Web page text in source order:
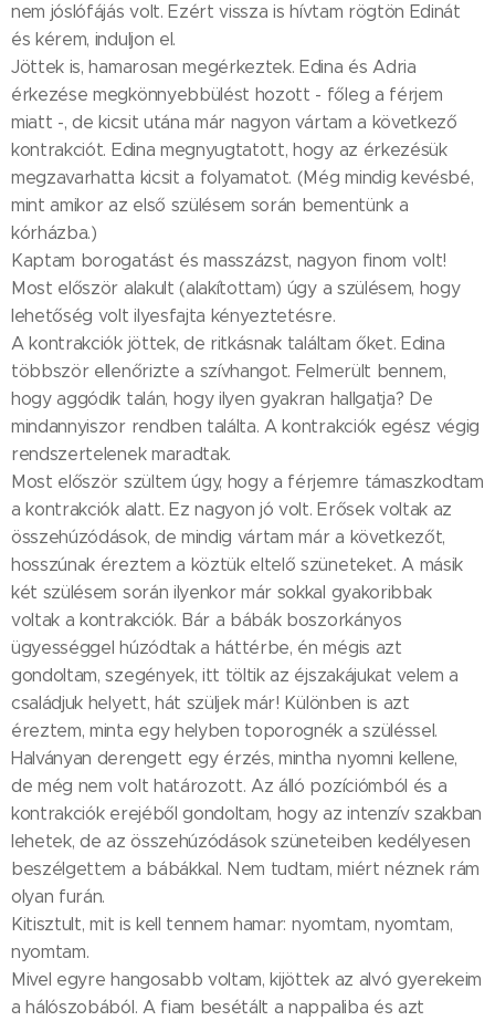
nem jóslófájás volt. Ezért vissza is hívtam rögtön Edinát
és kérem, induljon el.
Jöttek is, hamarosan megérkeztek. Edina és Adria
érkezése megkönnyebbülést hozott - főleg a férjem
miatt -, de kicsit utána már nagyon vártam a következő
kontrakciót. Edina megnyugtatott, hogy az érkezésük
megzavarhatta kicsit a folyamatot. (Még mindig kevésbé,
mint amikor az első szülésem során bementünk a
kórházba.)
Kaptam borogatást és masszázst, nagyon finom volt!
Most először alakult (alakítottam) úgy a szülésem, hogy
lehetőség volt ilyesfajta kényeztetésre.
A kontrakciók jöttek, de ritkásnak találtam őket. Edina
többször ellenőrizte a szívhangot. Felmerült bennem,
hogy aggódik talán, hogy ilyen gyakran hallgatja? De
mindannyiszor rendben találta. A kontrakciók egész végig
rendszertelenek maradtak.
Most először szültem úgy, hogy a férjemre támaszkodtam
a kontrakciók alatt. Ez nagyon jó volt. Erősek voltak az
összehúzódások, de mindig vártam már a következőt,
hosszúnak éreztem a köztük eltelő szüneteket. A másik
két szülésem során ilyenkor már sokkal gyakoribbak
voltak a kontrakciók. Bár a bábák boszorkányos
ügyességgel húzódtak a háttérbe, én mégis azt
gondoltam, szegények, itt töltik az éjszakájukat velem a
családjuk helyett, hát szüljek már! Különben is azt
éreztem, minta egy helyben toporognék a szüléssel.
Halványan derengett egy érzés, mintha nyomni kellene,
de még nem volt határozott. Az álló pozíciómból és a
kontrakciók erejéből gondoltam, hogy az intenzív szakban
lehetek, de az összehúzódások szüneteiben kedélyesen
beszélgettem a bábákkal. Nem tudtam, miért néznek rám
olyan furán.
Kitisztult, mit is kell tennem hamar: nyomtam, nyomtam,
nyomtam.
Mivel egyre hangosabb voltam, kijöttek az alvó gyerekeim
a hálószobából. A fiam besétált a nappaliba és azt